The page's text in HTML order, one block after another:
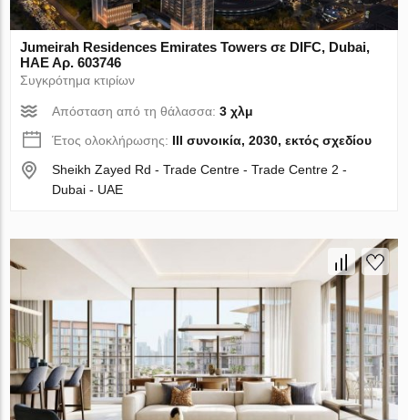
Jumeirah Residences Emirates Towers σε DIFC, Dubai,
ΗΑΕ Αρ. 603746
Συγκρότημα κτιρίων
Απόσταση από τη θάλασσα:3 χλμ
Έτος ολοκλήρωσης: III συνοικία, 2030, εκτός σχεδίου
Sheikh Zayed Rd - Trade Centre - Trade Centre 2 -
Dubai - UAE